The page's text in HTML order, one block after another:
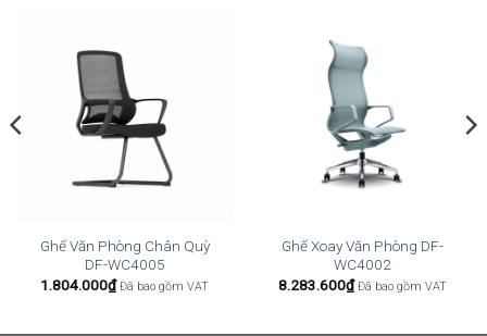
Ghế Văn Phòng Chân Quỳ
DF-WC4005
1.804.000₫ Đã bao gồm VAT
Ghế Xoay Văn Phòng DF-
WC4002
8.283.600₫ Đã bao gồm VAT